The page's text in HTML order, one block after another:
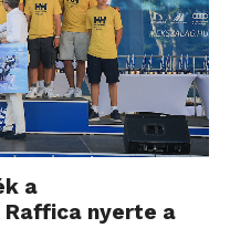
a
Raffica nyerte a